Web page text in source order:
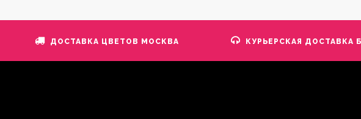
ДОСТАВКА ЦВЕТОВ МОСКВА КУРЬЕРСКАЯ ДОСТАВКА